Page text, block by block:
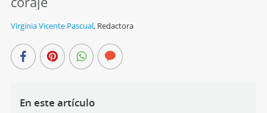
Virginia Vicente Pascual, Redactora
En este artículo